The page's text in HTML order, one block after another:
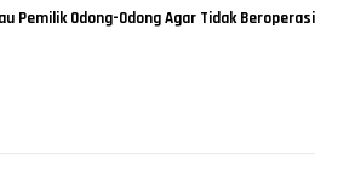
Pemilik Odong-Odong Agar Tidak Beroperasi